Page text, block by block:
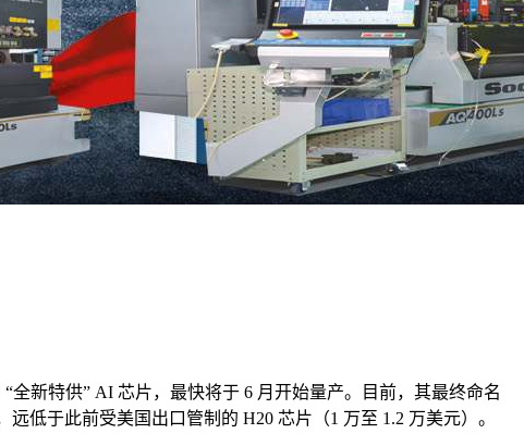
新特供” AI 芯片，最快将于 6 月开始量产。目前，其最终命名
远低于此前受美国出口管制的 H20 芯片（1 万至 1.2 万美元）。